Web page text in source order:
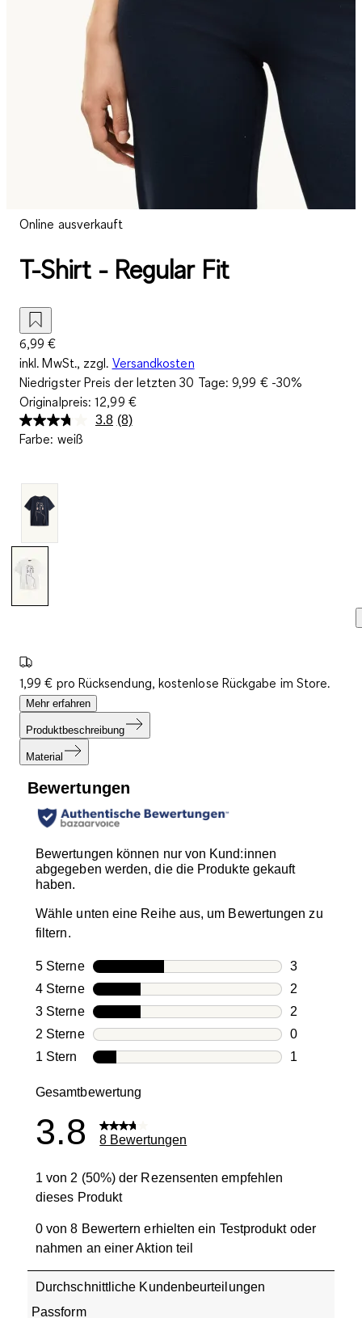
Online ausverkauft
T-Shirt - Regular Fit
6,99 €
inkl. MwSt., zzgl. Versandkosten
Niedrigster Preis der letzten 30 Tage:9,99 €-30%
Originalpreis:12,99 €
3.8 8
(8)
Farbe: weiß
1,99 € pro Rücksendung, kostenlose Rückgabe im Store.
Mehr erfahren
Produktbeschreibung
Material
Bewertungen
Bewertungen können nur von Kund:innen
abgegeben werden, die die Produkte gekauft
haben.
Wähle unten eine Reihe aus, um Bewertungen zu
filtern.
5 SterneSterne
3
3
4 SterneSterne
2
2
3 SterneSterne
2
2
2 SterneSterne
0
0
1 Stern Sterne
1
Gesamtbewertung
3.8 8 Bewertungen
1 von 2 (50%) der Rezensenten empfehlen
dieses Produkt
0 von 8 Bewertern erhielten ein Testprodukt oder
nahmen an einer Aktion teil
Durchschnittliche Kundenbeurteilungen
Passform